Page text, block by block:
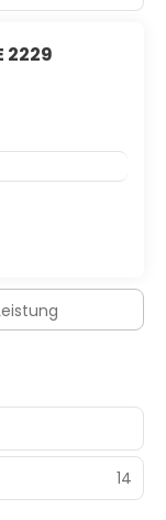
2229
14